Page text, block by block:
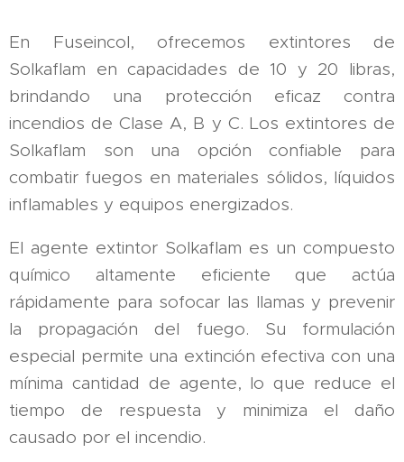
En Fuseincol, ofrecemos extintores de
Solkaflam en capacidades de 10 y 20 libras,
brindando una protección eficaz contra
incendios de Clase A, B y C. Los extintores de
Solkaflam son una opción confiable para
combatir fuegos en materiales sólidos, líquidos
inflamables y equipos energizados.
El agente extintor Solkaflam es un compuesto
químico altamente eficiente que actúa
rápidamente para sofocar las llamas y prevenir
la propagación del fuego. Su formulación
especial permite una extinción efectiva con una
mínima cantidad de agente, lo que reduce el
tiempo de respuesta y minimiza el daño
causado por el incendio.